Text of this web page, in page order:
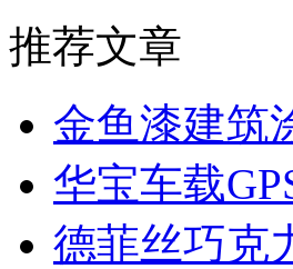
推荐文章
金鱼漆建筑
华宝车载
德菲丝巧克